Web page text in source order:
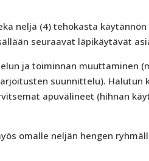
neljä (4) tehokasta
seuraavat läpikäytävät
ja toiminnan muuttaminen
suunnittelu).
apuvälineet (hihnan
omalle neljän hengen